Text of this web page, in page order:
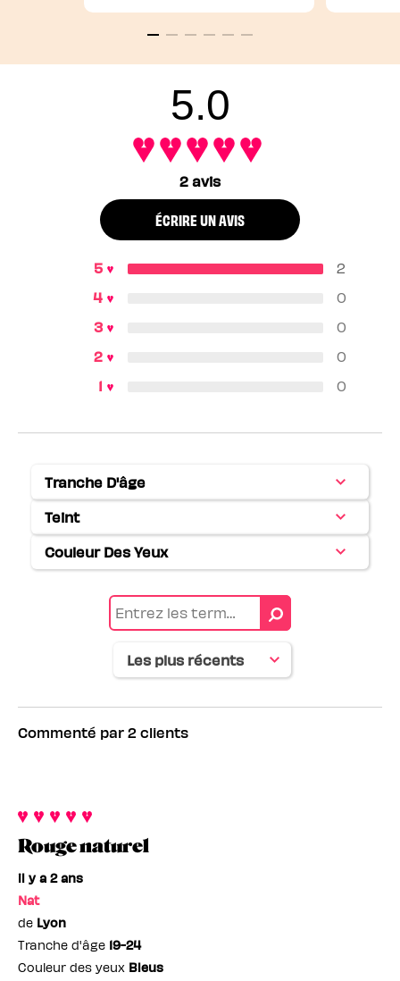
5.0
2 avis
ÉCRIRE UN AVIS
2
0
0
0
0
Tranche D'âge
Français
Teint
Français
Couleur Des Yeux
Français
Commenté par 2 clients
Rouge naturel
il y a 2 ans
Nat
de Lyon
Tranche d'âge 19-24
Couleur des yeux Bleus